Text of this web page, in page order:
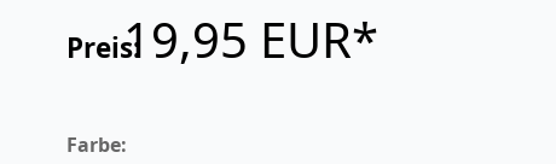
Preis:19,95 EUR*
Farbe: